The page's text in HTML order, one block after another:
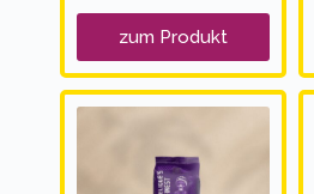
zum Produkt